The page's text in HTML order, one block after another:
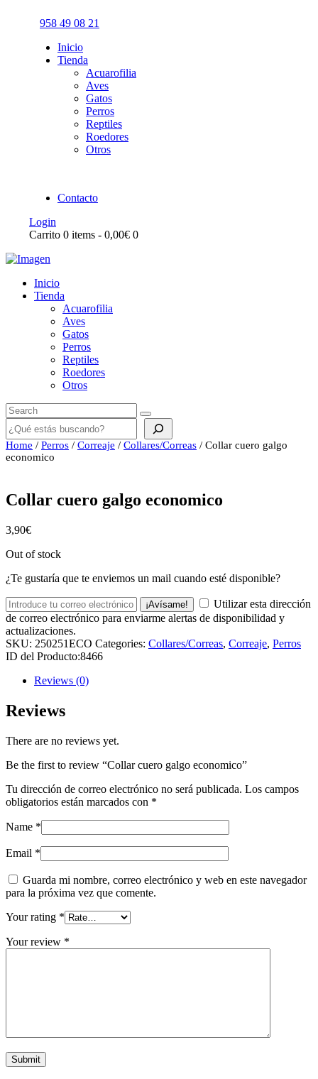
958 49 08 21
Inicio
Tienda
Acuarofilia
Aves
Gatos
Perros
Reptiles
Roedores
Otros
Contacto
Login
Carrito 0 items - 0,00€ 0
Inicio
Tienda
Acuarofilia
Aves
Gatos
Perros
Reptiles
Roedores
Otros
Buscar
Home / Perros / Correaje / Collares/Correas / Collar cuero galgo
economico
Collar cuero galgo economico
3,90€
Out of stock
¿Te gustaría que te enviemos un mail cuando esté disponible?
¡Avísame!
Utilizar esta dirección
de correo electrónico para enviarme alertas de disponibilidad y
actualizaciones.
SKU: 250251ECO Categories: Collares/Correas, Correaje, Perros
ID del Producto:8466
Reviews (0)
Reviews
There are no reviews yet.
Be the first to review “Collar cuero galgo economico”
Tu dirección de correo electrónico no será publicada. Los campos
obligatorios están marcados con *
Name *
Email *
Guarda mi nombre, correo electrónico y web en este navegador
para la próxima vez que comente.
Your rating *
Your review *